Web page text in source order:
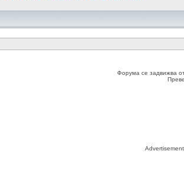
Форума се задвижва